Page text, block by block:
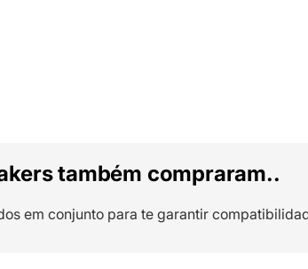
também compraram..
em conjunto para te garantir